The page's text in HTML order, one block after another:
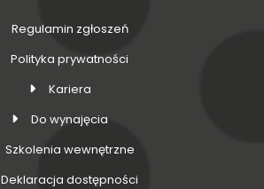
Regulamin zgłoszeń
Polityka prywatności
Kariera
Do wynajęcia
Szkolenia wewnętrzne
Deklaracja dostępności